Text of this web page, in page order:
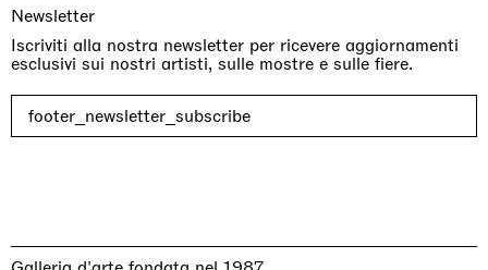
Newsletter
Iscriviti alla nostra newsletter per ricevere aggiornamenti
esclusivi sui nostri artisti, sulle mostre e sulle fiere.
footer_newsletter_subscribe